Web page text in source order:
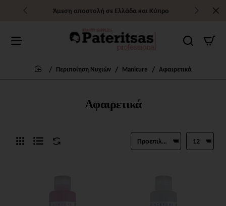
Άμεση αποστολή σε Ελλάδα και Κύπρο
Αφαιρετικά
Περιποίηση Νυχιών Manicure Αφαιρετικά